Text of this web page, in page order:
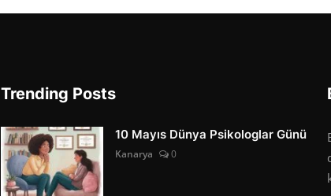
Trending Posts
10 Mayıs Dünya Psikologlar Günü
Kanarya 0